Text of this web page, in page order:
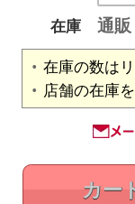
在庫
通販
在庫の数は
店舗の在庫
カー